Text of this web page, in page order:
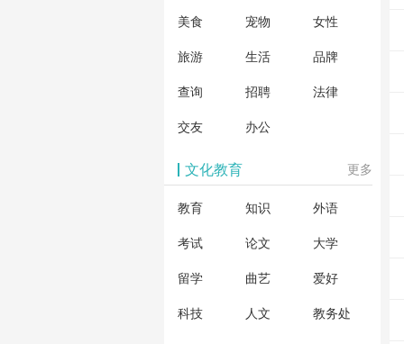
美食
宠物
女性
旅游
生活
品牌
查询
招聘
法律
交友
办公
文化教育 更多
教育 知识
外语
考试
论文
大学
留学
曲艺
爱好
科技
人文 教务处